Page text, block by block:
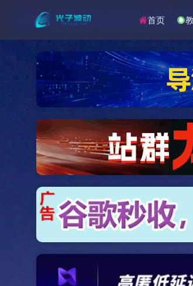
首页